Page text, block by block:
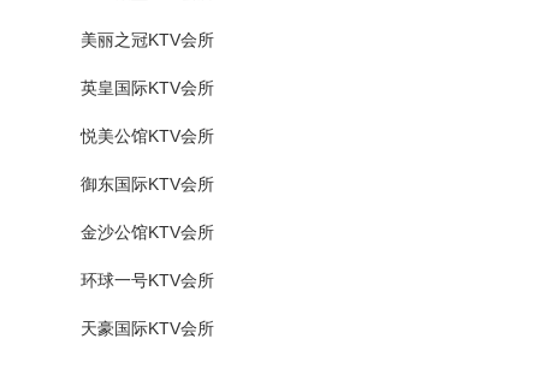
美丽之冠KTV会所
英皇国际KTV会所
悦美公馆KTV会所
御东国际KTV会所
金沙公馆KTV会所
环球一号KTV会所
天豪国际KTV会所